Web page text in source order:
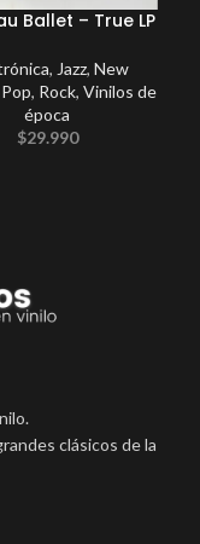
Ballet – True LP
, Jazz, New
Pop, Rock, Vinilos de
época
$29.990
clásicos de la